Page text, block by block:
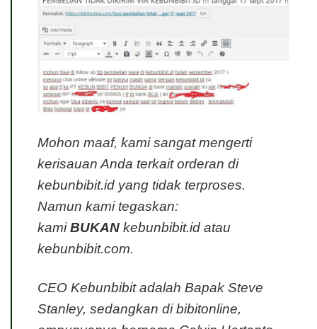
Mohon maaf, kami sangat mengerti
kerisauan Anda terkait orderan di
kebunbibit.id yang tidak terproses.
Namun kami tegaskan:
kamiBUKAN kebunbibit.id atau
kebunbibit.com.
CEO Kebunbibit adalah Bapak Steve
Stanley, sedangkan di bibitonline,